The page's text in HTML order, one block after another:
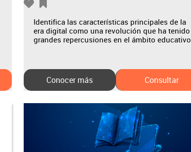
Identifica las características principales de la
era digital como una revolución que ha tenido
grandes repercusiones en el ámbito educativo.
Conocer más Consultar